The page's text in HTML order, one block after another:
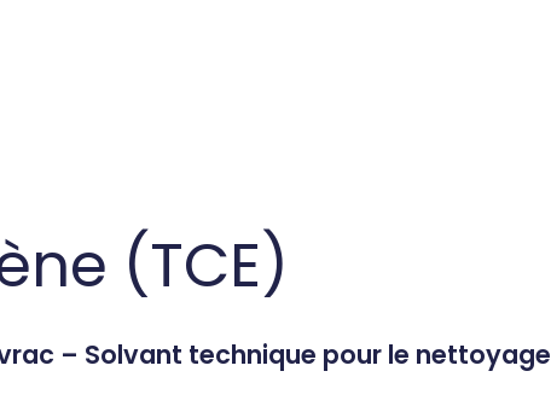
(TCE)
– Solvant technique pour le nettoyage